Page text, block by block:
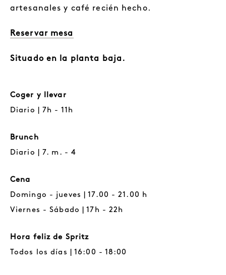
artesanales y café recién hecho.
Reservar mesa
Situado en la planta baja.
Coger y llevar
Diario | 7h - 11h
Brunch
Diario | 7. m. - 4
Cena
Domingo - jueves | 17.00 - 21.00 h
Viernes - Sábado | 17h - 22h
Hora feliz de Spritz
Todos los días | 16:00 - 18:00